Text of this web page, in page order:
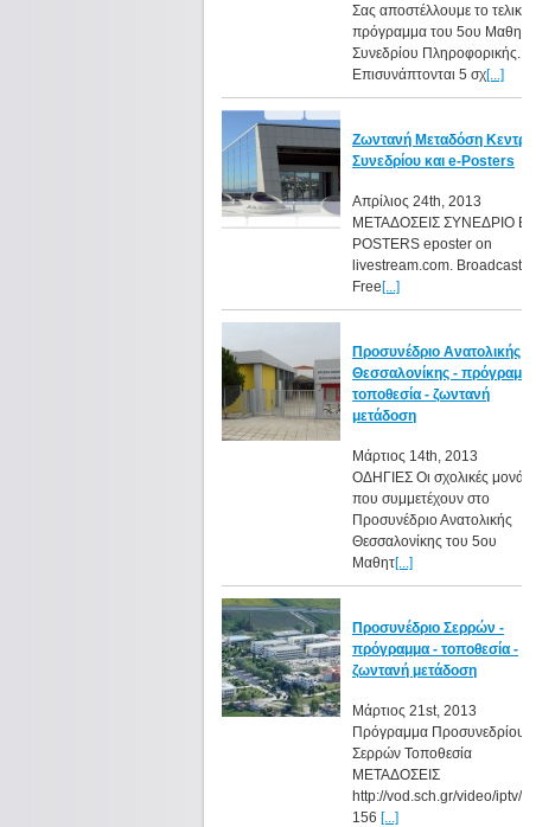
Σας αποστέλλουμε το τελικό
πρόγραμμα του 5ου
Συνεδρίου Πληροφορικής.
Επισυνάπτονται 5 σχ[...]
Ζωντανή Μεταδόση
Συνεδρίου και e-Posters
Απρίλιος 24th, 2013
ΜΕΤΑΔΟΣΕΙΣ ΣΥΝΕΔΡΙΟ Ε-
POSTERS eposter on
livestream.com. Broadcast
Free[...]
Προσυνέδριο Ανατολικής
Θεσσαλονίκης - πρόγραμμα
τοποθεσία - ζωντανή
μετάδοση
Μάρτιος 14th, 2013
ΟΔΗΓΙΕΣ Οι σχολικές μονάδες
που συμμετέχουν στο
Προσυνέδριο Ανατολικής
Θεσσαλονίκης του 5ου
Μαθητ[...]
Προσυνέδριο Σερρών -
πρόγραμμα - τοποθεσία -
ζωντανή μετάδοση
Μάρτιος 21st, 2013
Πρόγραμμα Προσυνεδρίου
Σερρών Τοποθεσία
ΜΕΤΑΔΟΣΕΙΣ
http://vod.sch.gr/video/iptv/
156 [...]